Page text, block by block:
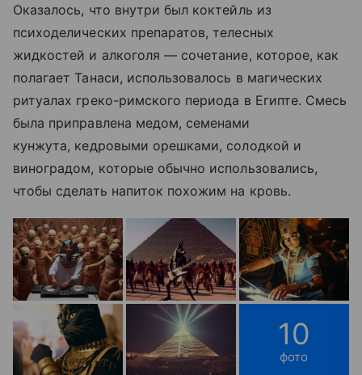
Оказалось, что внутри был коктейль из
психоделических препаратов, телесных
жидкостей и алкоголя — сочетание, которое, как
полагает Танаси, использовалось в магических
ритуалах греко-римского периода в Египте. Смесь
была приправлена медом, семенами
кунжута, кедровыми орешками, солодкой и
виноградом, которые обычно использовались,
чтобы сделать напиток похожим на кровь.
10
фото